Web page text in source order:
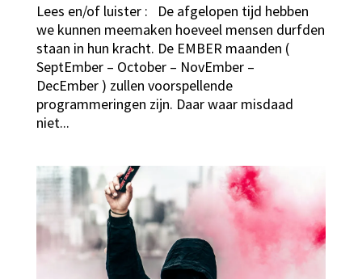
Lees en/of luister : De afgelopen tijd hebben
we kunnen meemaken hoeveel mensen durfden
staan in hun kracht. De EMBER maanden (
SeptEmber – October – NovEmber –
DecEmber ) zullen voorspellende
programmeringen zijn. Daar waar misdaad
niet...